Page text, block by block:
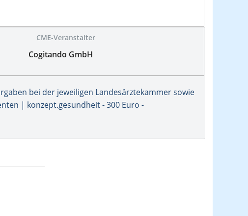
CME-Veranstalter
Cogitando GmbH
bei der jeweiligen Landesärztekammer sowie
| konzept.gesundheit - 300 Euro -